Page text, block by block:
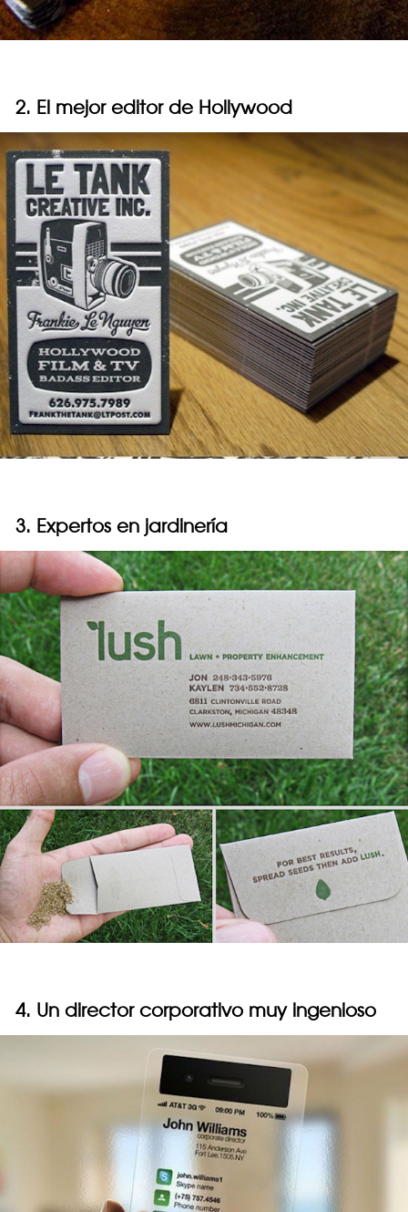
2. El mejor editor de Hollywood
3. Expertos en jardinería
4. Un director corporativo muy ingenioso